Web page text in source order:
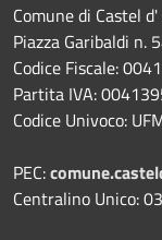
Comune di Castel
Piazza Garibaldi n.
Codice Fiscale:
Partita IVA:
Codice Univoco:
PEC:
Centralino Unico: